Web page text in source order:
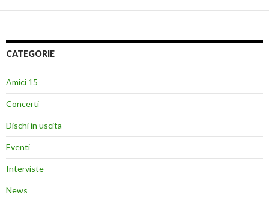
CATEGORIE
Amici 15
Concerti
Dischi in uscita
Eventi
Interviste
News